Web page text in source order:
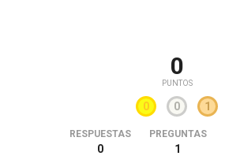
0
PUNTOS
0 0 1
RESPUESTAS
0
PREGUNTAS
1